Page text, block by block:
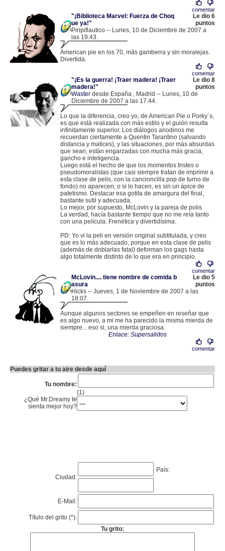
comentar
"¡Biblioteca Marvel: Fuerza de Choq
ue ya!"
Le dio 6
puntos
Piripiflautico -- Lunes, 10 de Diciembre de 2007 a
las 19:43.
American pie en los 70, más gamberra y sin moralejas.
Divertida.
comentar
"¡Es la guerra! ¡Traer madera! ¡Traer
madera!"
Le dio 8
puntos
Waster desde España , Madrid -- Lunes, 10 de
Diciembre de 2007 a las 17:44.
Lo que la diferencia, creo yo, de American Pie o Porky´s,
es que está realizada con más estilo y el guión resulta
infinitamente superior. Los diálogos anodinos me
recuerdan ciertamente a Quentin Tarantino (salvando
distancia y matices), y las situaciones, por más absurdas
que sean, están engarzadas con mucha más gracia,
gancho e inteligencia.
Luego está el hecho de que los momentos tristes o
pseudomoralistas (que casi siempre tratan de imprimir a
esta clase de pelis, con la cancioncilla pop de turno de
fondo) no aparecen, o si lo hacen, es sin un ápice de
patetismo. Destacar esa gotita de amargura del final,
bastante sutil y adecuada.
Lo mejor, por supuesto, McLovin y la pareja de polis.
La verdad, hacía bastante tiempo que no me reía tanto
con una película. Frenética y divertidísima.
PD: Yo vi la peli en versión original subtitulada, y creo
que es lo más adecuado, porque en esta clase de pelis
(además de doblarlas fatal) deforman los gags hasta
algo totalmente distinto de lo que era en principio.
comentar
McLovin.... tiene nombre de comida b
asura
Le dio 5
puntos
Hicks -- Jueves, 1 de Noviembre de 2007 a las
18:07.
Aunque algunos sectores se empeñen en reseñar que
es algo nuevo, a mi me ha parecido la misma mierda de
siempre... eso si, una mierda graciosa.
Enlace: Supersalidos
comentar
Puedes gritar a tu aire desde aquí
Tu nombre:
(1)
¿Qué Mr.Dreamy te
sienta mejor hoy?
Ciudad:
País:
E-Mail:
Título del grito (*):
Tu grito: